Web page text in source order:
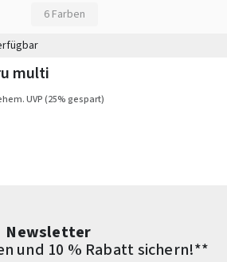
6 Farben
multi
UVP(25% gespart)
Newsletter
und 10 % Rabatt sichern!**